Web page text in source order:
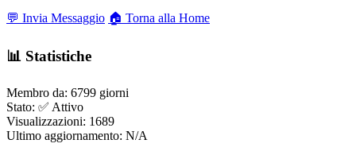
💬 Invia Messaggio 🏠 Torna alla Home
📊 Statistiche
Membro da: 6799 giorni
Stato: ✅ Attivo
Visualizzazioni: 1689
Ultimo aggiornamento: N/A